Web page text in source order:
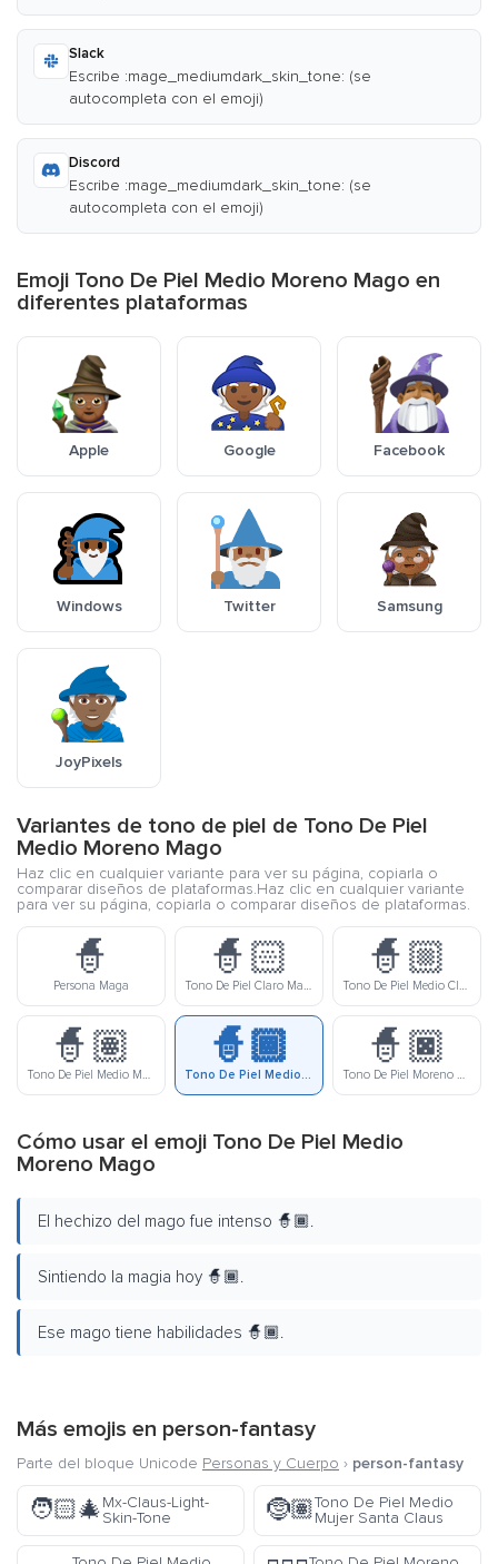
Slack
Escribe :mage_mediumdark_skin_tone: (se
autocompleta con el emoji)
Discord
Escribe :mage_mediumdark_skin_tone: (se
autocompleta con el emoji)
Emoji Tono De Piel Medio Moreno Mago en
diferentes plataformas
Apple Google Facebook
Windows Twitter Samsung
JoyPixels
Variantes de tono de piel de Tono De Piel
Medio Moreno Mago
Haz clic en cualquier variante para ver su página, copiarla o
comparar diseños de plataformas.Haz clic en cualquier variante
para ver su página, copiarla o comparar diseños de plataformas.
🧙
Persona Maga
🧙🏻
Tono De Piel Claro Mago
🧙🏼
Tono De Piel Medio Claro Mago
🧙🏽
Tono De Piel Medio Mago
🧙🏾
Tono De Piel Medio Moreno Mago
🧙🏿
Tono De Piel Moreno Mago
Cómo usar el emoji Tono De Piel Medio
Moreno Mago
El hechizo del mago fue intenso 🧙🏾.
Sintiendo la magia hoy 🧙🏾.
Ese mago tiene habilidades 🧙🏾.
Más emojis en person-fantasy
Parte del bloque Unicode Personas y Cuerpo › person-fantasy
🧑🏻‍🎄Mx-Claus-Light-
Skin-Tone
🤶🏽Tono De Piel Medio
Mujer Santa Claus